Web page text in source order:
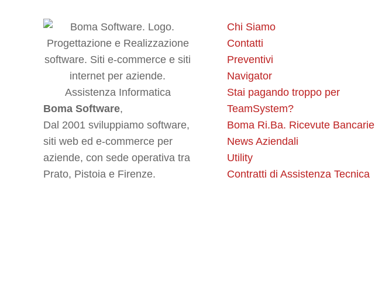
Boma Software,
Dal 2001 sviluppiamo software,
siti web ed e-commerce per
aziende, con sede operativa tra
Prato, Pistoia e Firenze.
Chi Siamo
Contatti
Preventivi
Navigator
Stai pagando troppo per
TeamSystem?
Boma Ri.Ba. Ricevute Bancarie
News Aziendali
Utility
Contratti di Assistenza Tecnica